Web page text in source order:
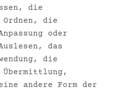
die
die
oder
das
die
Übermittlung,
andere Form der